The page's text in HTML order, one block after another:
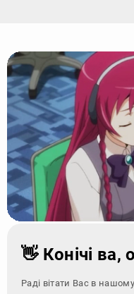
👋 Конічі ва,
Раді вітати Вас в